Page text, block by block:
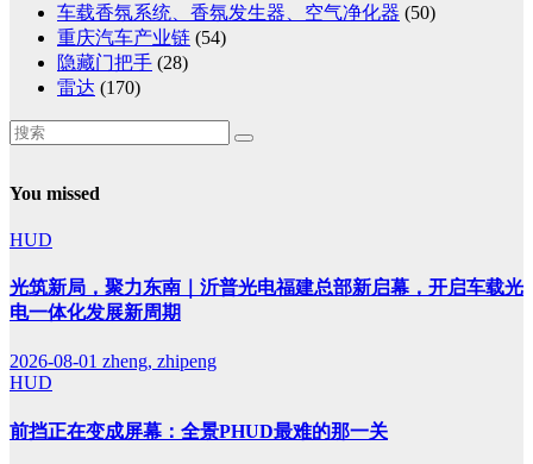
车载香氛系统、香氛发生器、空气净化器 (50)
重庆汽车产业链 (54)
隐藏门把手 (28)
雷达 (170)
You missed
HUD
光筑新局，聚力东南｜沂普光电福建总部新启幕，开启车载光
电一体化发展新周期
2026-08-01 zheng, zhipeng
HUD
前挡正在变成屏幕：全景PHUD最难的那一关